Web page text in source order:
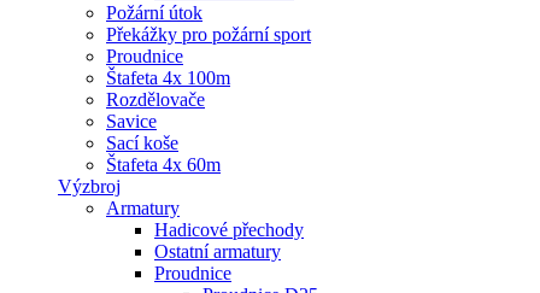
Požární útok
Překážky pro požární sport
Proudnice
Štafeta 4x 100m
Rozdělovače
Savice
Sací koše
Štafeta 4x 60m
Výzbroj
Armatury
Hadicové přechody
Ostatní armatury
Proudnice